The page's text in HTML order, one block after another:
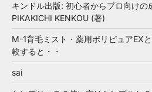
キンドル出版: 初心者からプロ向けの
PIKAKICHI KENKOU (著)
M-1育毛ミスト・薬用ポリピュアEX
較すると・・
sai